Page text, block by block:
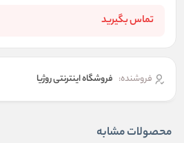
تماس بگیرید
فروشنده: فروشگاه اینترنتی روژیا
محصولات مشابه